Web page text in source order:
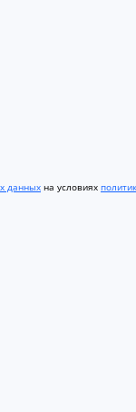
данных на условиях